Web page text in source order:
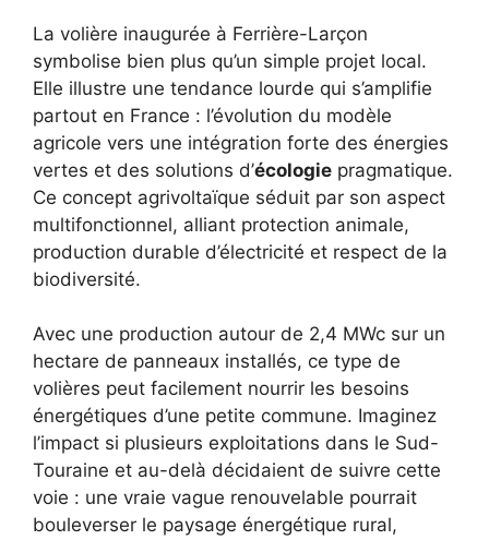
La volière inaugurée à Ferrière-Larçon
symbolise bien plus qu’un simple projet local.
Elle illustre une tendance lourde qui s’amplifie
partout en France : l’évolution du modèle
agricole vers une intégration forte des énergies
vertes et des solutions d’écologie pragmatique.
Ce concept agrivoltaïque séduit par son aspect
multifonctionnel, alliant protection animale,
production durable d’électricité et respect de la
biodiversité.
Avec une production autour de 2,4 MWc sur un
hectare de panneaux installés, ce type de
volières peut facilement nourrir les besoins
énergétiques d’une petite commune. Imaginez
l’impact si plusieurs exploitations dans le Sud-
Touraine et au-delà décidaient de suivre cette
voie : une vraie vague renouvelable pourrait
bouleverser le paysage énergétique rural,